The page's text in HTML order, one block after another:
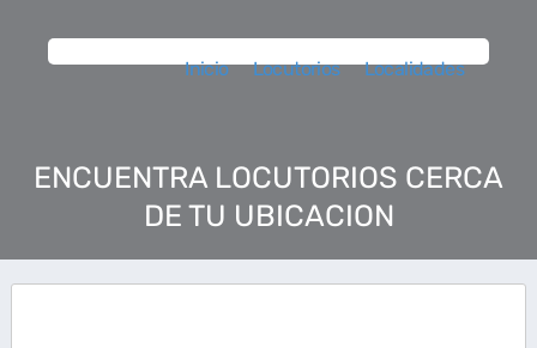
Inicio Locutorios Localidades
ENCUENTRA LOCUTORIOS CERCA
DE TU UBICACION